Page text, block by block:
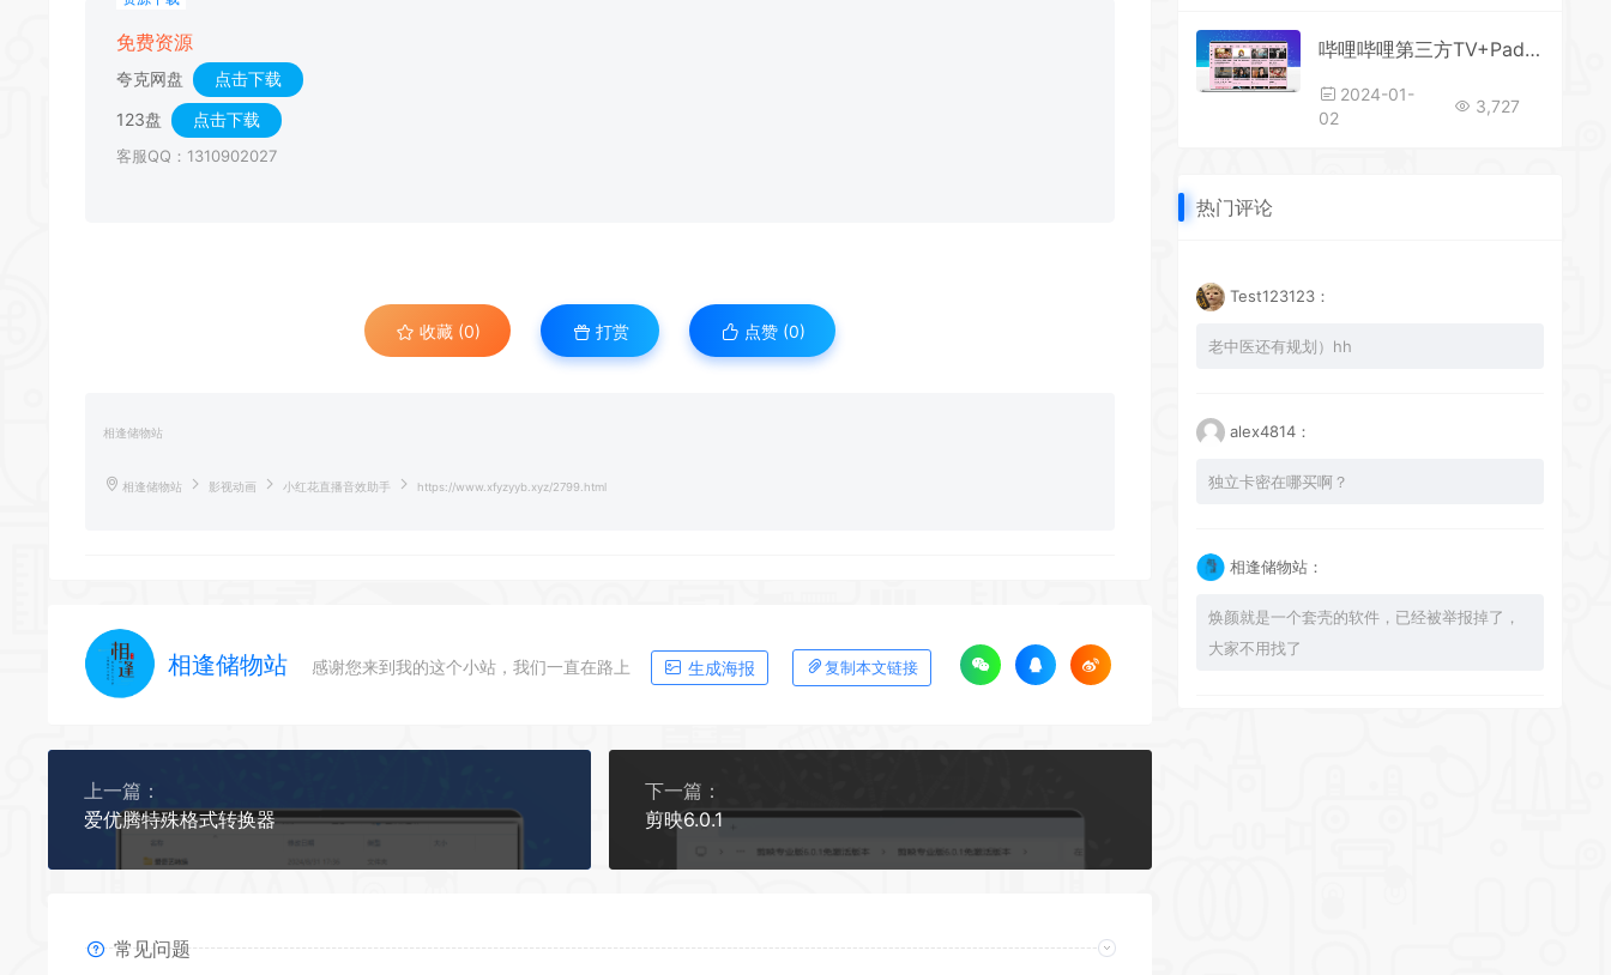
免费资源
夸克网盘
点击下载
123盘
点击下载
客服QQ：1310902027
收藏 (0) 打赏 点赞 (0)
相逢储物站
相逢储物站 影视动画 小红花直播音效助手 https://www.xfyzyyb.xyz/2799.html
相逢储物站 感谢您来到我的这个小站，我们一直在路上 生成海报 复制本文链接
上一篇：
爱优腾特殊格式转换器
下一篇：
剪映6.0.1
常见问题
哔哩哔哩第三方TV+Pad版 BBLL v1.4.8，支持8K、杜比音效以及弹幕播放
2024-01-
02
3,727
热门评论
Test123123：
老中医还有规划）hh
alex4814：
独立卡密在哪买啊？
相逢储物站：
焕颜就是一个套壳的软件，已经被举报掉了，
大家不用找了